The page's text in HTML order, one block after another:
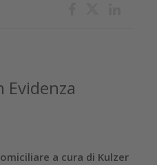
Evidenza
a cura di Kulzer